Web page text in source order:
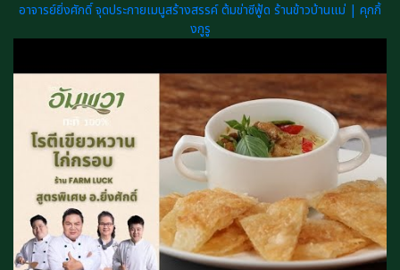
อาจารย์ยิ่งศักดิ์ จุดประกายเมนูสร้างสรรค์ ต้มข่าซีฟู้ด ร้านข้าวบ้านแม่ | คุกกิ้
งกูรู